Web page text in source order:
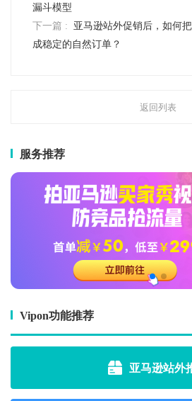
漏斗模型
下一篇 :
亚马逊站外促销后，如何
成稳定的自然订单？
返回列表
服务推荐
Vipon功能推荐
亚马逊站外